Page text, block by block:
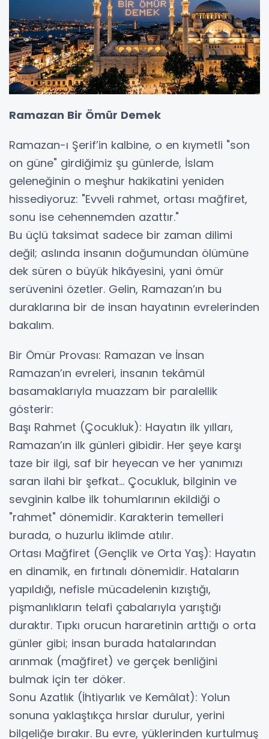
Ramazan Bir Ömür Demek
​Ramazan-ı Şerif’in kalbine, o en kıymetli "son
on güne" girdiğimiz şu günlerde, İslam
geleneğinin o meşhur hakikatini yeniden
hissediyoruz: "Evveli rahmet, ortası mağfiret,
sonu ise cehennemden azattır."
​Bu üçlü taksimat sadece bir zaman dilimi
değil; aslında insanın doğumundan ölümüne
dek süren o büyük hikâyesini, yani ömür
serüvenini özetler. Gelin, Ramazan’ın bu
duraklarına bir de insan hayatının evrelerinden
bakalım.
​Bir Ömür Provası: Ramazan ve İnsan
​Ramazan’ın evreleri, insanın tekâmül
basamaklarıyla muazzam bir paralellik
gösterir:
​Başı Rahmet (Çocukluk): Hayatın ilk yılları,
Ramazan’ın ilk günleri gibidir. Her şeye karşı
taze bir ilgi, saf bir heyecan ve her yanımızı
saran ilahi bir şefkat... Çocukluk, bilginin ve
sevginin kalbe ilk tohumlarının ekildiği o
"rahmet" dönemidir. Karakterin temelleri
burada, o huzurlu iklimde atılır.
​Ortası Mağfiret (Gençlik ve Orta Yaş): Hayatın
en dinamik, en fırtınalı dönemidir. Hataların
yapıldığı, nefisle mücadelenin kızıştığı,
pişmanlıkların telafi çabalarıyla yarıştığı
duraktır. Tıpkı orucun hararetinin arttığı o orta
günler gibi; insan burada hatalarından
arınmak (mağfiret) ve gerçek benliğini
bulmak için ter döker.
​Sonu Azatlık (İhtiyarlık ve Kemâlat): Yolun
sonuna yaklaştıkça hırslar durulur, yerini
bilgeliğe bırakır. Bu evre, yüklerinden kurtulmuş